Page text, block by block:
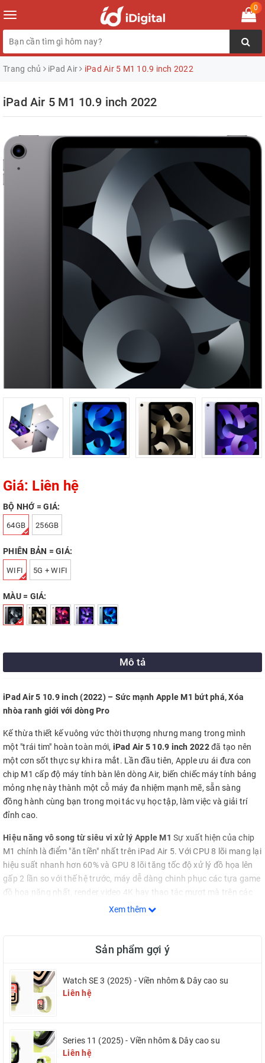
Toggle
navigation
0
Trang chủ iPad Air iPad Air 5 M1 10.9 inch 2022
iPad Air 5 M1 10.9 inch 2022
Giá: Liên hệ
BỘ NHỚ = GIÁ:
64GB 256GB
PHIÊN BẢN = GIÁ:
WIFI 5G + WIFI
MÀU = GIÁ:
Mô tả
iPad Air 5 10.9 inch (2022) – Sức mạnh Apple M1 bứt phá, Xóa
nhòa ranh giới với dòng Pro
Kế thừa thiết kế vuông vức thời thượng nhưng mang trong mình
một "trái tim" hoàn toàn mới, iPad Air 5 10.9 inch 2022đã tạo nên
một cơn sốt thực sự khi ra mắt. Lần đầu tiên, Apple ưu ái đưa con
chip M1 cấp độ máy tính bàn lên dòng Air, biến chiếc máy tính bảng
mỏng nhẹ này thành một cỗ máy đa nhiệm mạnh mẽ, sẵn sàng
đồng hành cùng bạn trong mọi tác vụ học tập, làm việc và giải trí
đỉnh cao.
Hiệu năng vô song từ siêu vi xử lý Apple M1 Sự xuất hiện của chip
M1 chính là điểm "ăn tiền" nhất trên iPad Air 5. Với CPU 8 lõi mang lại
hiệu suất nhanh hơn 60% và GPU 8 lõi tăng tốc độ xử lý đồ họa lên
gấp 2 lần so với thế hệ trước, máy dễ dàng chinh phục các tựa game
đồ họa nặng nhất, render video 4K hay thao tác mượt mà trên các
phần mềm thiết kế 3D chuyên nghiệp.
khó tính nhất. Màn hình Liquid Retina 10.9 inch tràn viền, kết hợp
cùng dải màu rộng P3, công nghệ True Tone và lớp phủ chống chói
giúp hình ảnh hiển thị vô cùng rực rỡ, độ tương phản cao và bảo vệ
mắt hoàn hảo dưới mọi điều kiện ánh sáng.
Camera trước Ultra Wide 12MP được nâng cấp mạnh mẽ với tính
năng Center Stage cực kỳ thông minh. Camera sẽ tự động thu
phóng và xoay để giữ bạn luôn ở chính giữa khung hình khi di
Xem thêm
Sản phẩm gợi ý
Watch SE 3 (2025) - Viền nhôm & Dây cao su
Liên hệ
Series 11 (2025) - Viền nhôm & Dây cao su
Liên hệ